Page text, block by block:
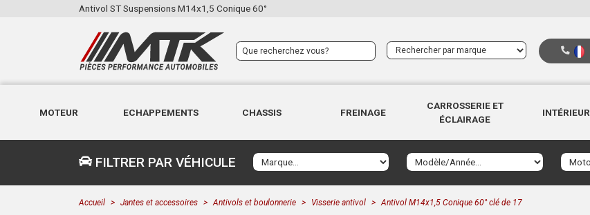
Antivol ST Suspensions M14x1,5 Conique 60°
MOTEUR ECHAPPEMENTS CHASSIS FREINAGE
CARROSSERIE ET
ÉCLAIRAGE
INTÉRIEUR
FILTRER PAR VÉHICULE
Accueil Jantes et accessoires Antivols et boulonnerie Visserie antivol Antivol M14x1,5 Conique 60° clé de 17